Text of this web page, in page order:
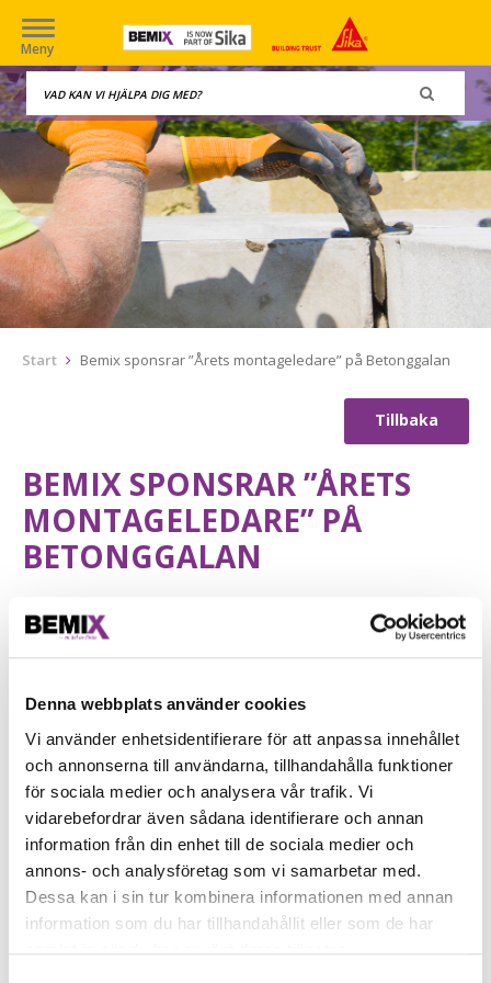
Denna webbplats använder cookies
Vi använder enhetsidentifierare för att anpassa innehållet
och annonserna till användarna, tillhandahålla funktioner
för sociala medier och analysera vår trafik. Vi
vidarebefordrar även sådana identifierare och annan
information från din enhet till de sociala medier och
annons- och analysföretag som vi samarbetar med.
Dessa kan i sin tur kombinera informationen med annan
information som du har tillhandahållit eller som de har
Meny
Start Bemix sponsrar ”Årets montageledare” på Betonggalan
Tillbaka
BEMIX SPONSRAR ”ÅRETS
MONTAGELEDARE” PÅ
BETONGGALAN
7 september, 2018
Den 22 november äger ett av årets stora evenemang rum,
vinnaren.
Mottagaren av priset ska ”under året aktivt bidragit till att ett
speciellt projekt har lyckats utmärkt med prefabricerade
betonglösningar”. Årets nominerade är Torsten Persson –
Strängbetong, Filip Virdarson – Smidmek och Andreas Nordström –
Göteborgs Elementmontage.
Bemix är en komplett, miljöcertifierad leverantör av specialbruk, för
självklarhet att sponsra just detta pris.